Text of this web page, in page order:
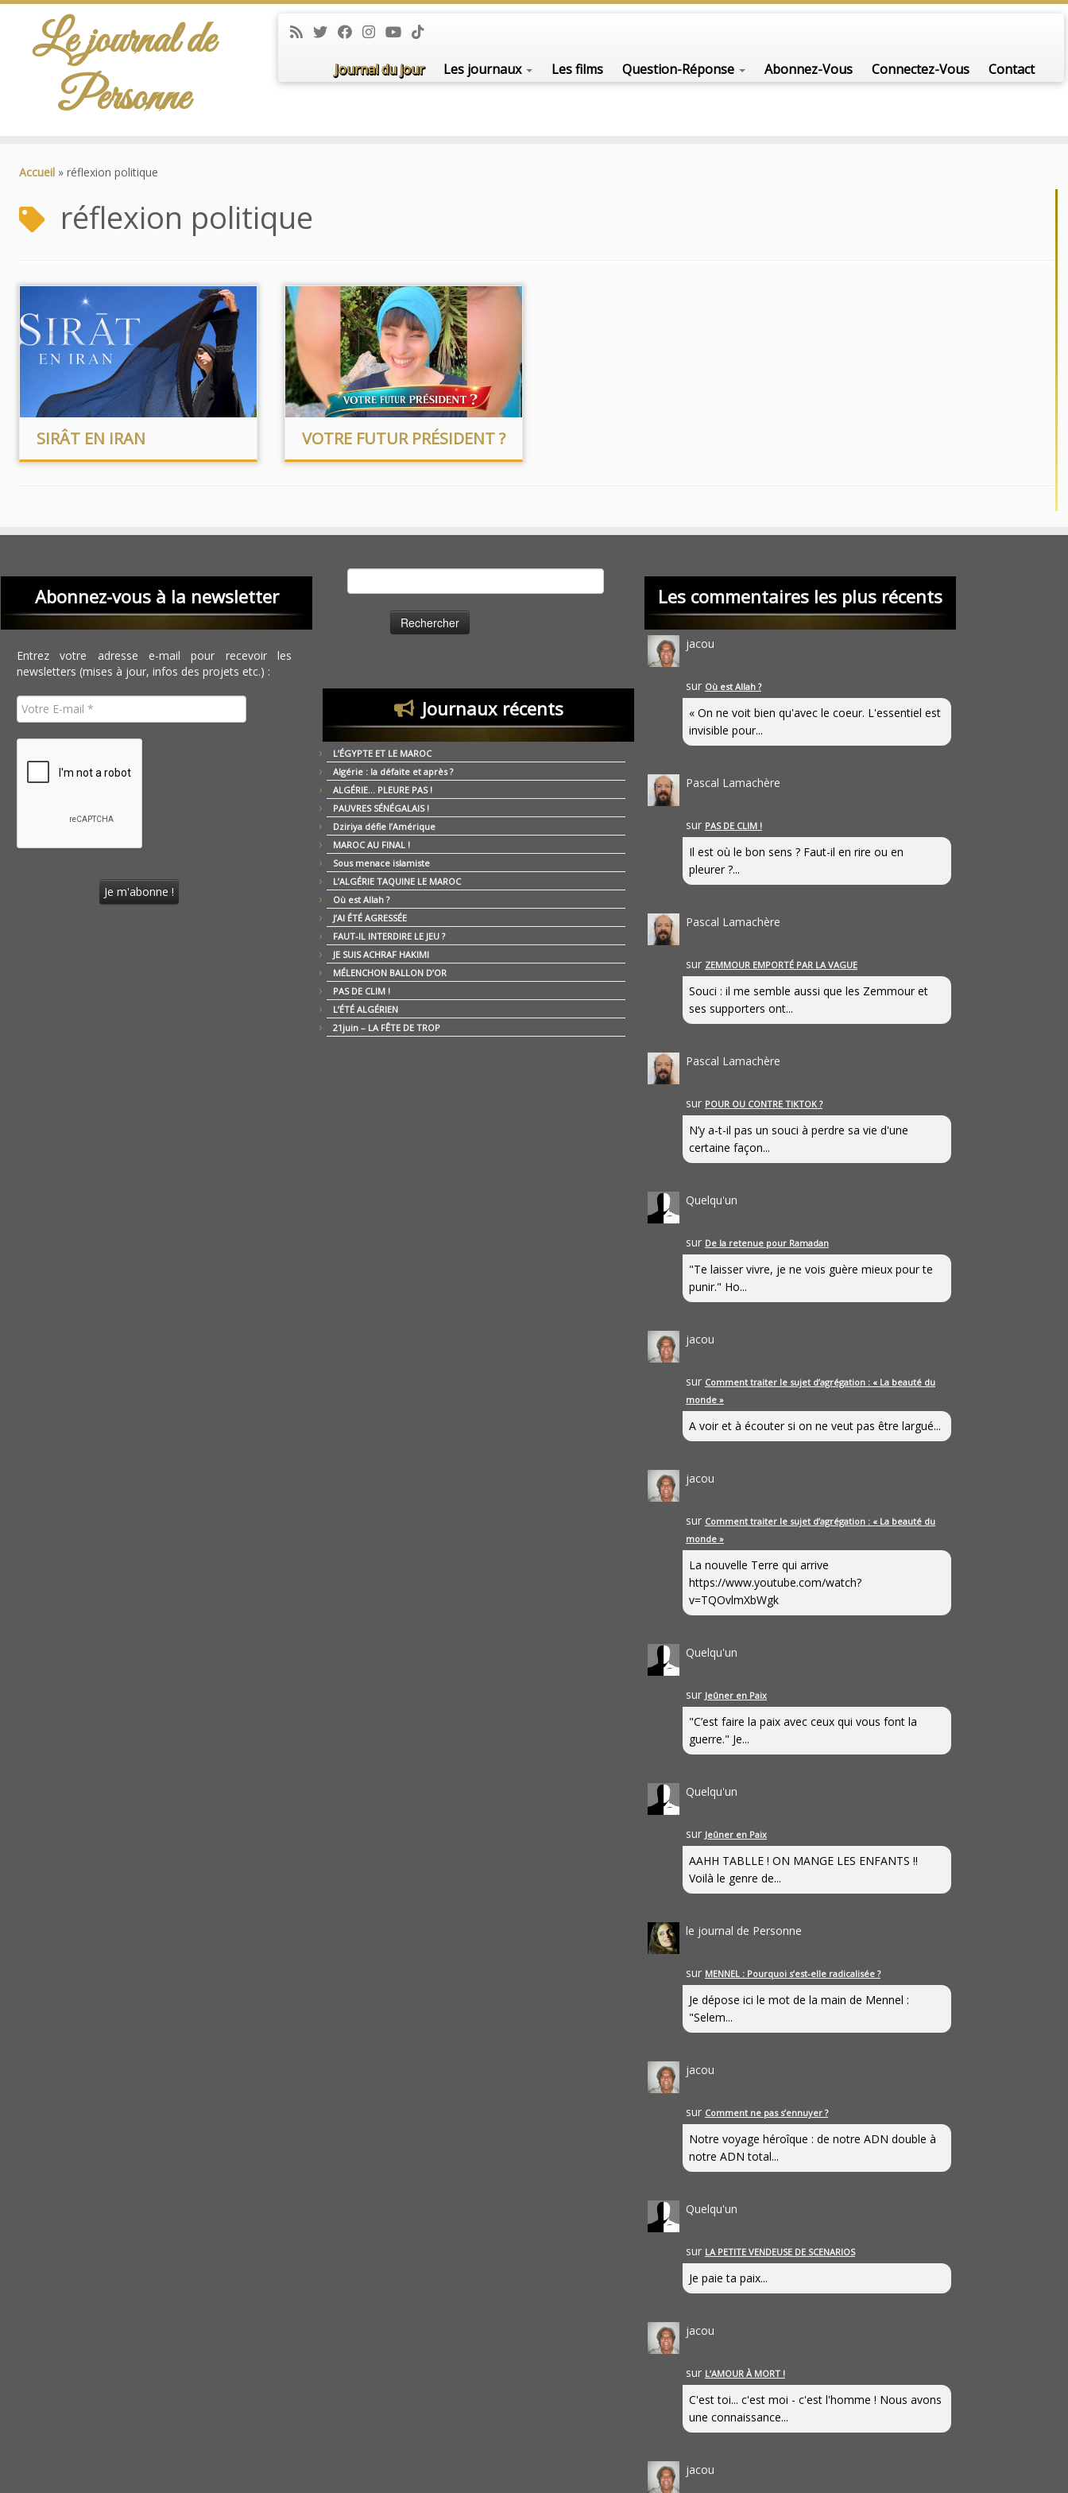
Le journal de
Personne
Journal du jour Les journaux Les films Question-Réponse Abonnez-Vous Connectez-Vous Contact
Accueil » réflexion politique
réflexion politique
SIRÂT EN IRAN VOTRE FUTUR PRÉSIDENT ?
Abonnez-vous à la newsletter
Entrez votre adresse e-mail pour recevoir les
newsletters (mises à jour, infos des projets etc.) :
Journaux récents
L’ÉGYPTE ET LE MAROC
Algérie : la défaite et après ?
ALGÉRIE… PLEURE PAS !
PAUVRES SÉNÉGALAIS !
Dziriya défie l’Amérique
MAROC AU FINAL !
Sous menace islamiste
L’ALGÉRIE TAQUINE LE MAROC
Où est Allah ?
J’AI ÉTÉ AGRESSÉE
FAUT-IL INTERDIRE LE JEU ?
JE SUIS ACHRAF HAKIMI
MÉLENCHON BALLON D’OR
PAS DE CLIM !
L’ÉTÉ ALGÉRIEN
21juin – LA FÊTE DE TROP
Les commentaires les plus récents
jacou
sur Où est Allah ?
« On ne voit bien qu'avec le coeur. L'essentiel est
invisible pour...
Pascal Lamachère
sur PAS DE CLIM !
Il est où le bon sens ? Faut-il en rire ou en
pleurer ?...
Pascal Lamachère
sur ZEMMOUR EMPORTÉ PAR LA VAGUE
Souci : il me semble aussi que les Zemmour et
ses supporters ont...
Pascal Lamachère
sur POUR OU CONTRE TIKTOK ?
N’y a-t-il pas un souci à perdre sa vie d'une
certaine façon...
Quelqu'un
sur De la retenue pour Ramadan
"Te laisser vivre, je ne vois guère mieux pour te
punir." Ho...
jacou
sur Comment traiter le sujet d’agrégation : « La beauté du
monde »
A voir et à écouter si on ne veut pas être largué...
jacou
sur Comment traiter le sujet d’agrégation : « La beauté du
monde »
La nouvelle Terre qui arrive
https://www.youtube.com/watch?
v=TQOvlmXbWgk
Quelqu'un
sur Jeûner en Paix
"C’est faire la paix avec ceux qui vous font la
guerre." Je...
Quelqu'un
sur Jeûner en Paix
AAHH TABLLE ! ON MANGE LES ENFANTS !!
Voilà le genre de...
le journal de Personne
sur MENNEL : Pourquoi s’est-elle radicalisée ?
Je dépose ici le mot de la main de Mennel :
"Selem...
jacou
sur Comment ne pas s’ennuyer ?
Notre voyage héroîque : de notre ADN double à
notre ADN total...
Quelqu'un
sur LA PETITE VENDEUSE DE SCENARIOS
Je paie ta paix...
jacou
sur L’AMOUR À MORT !
C'est toi... c'est moi - c'est l'homme ! Nous avons
une connaissance...
jacou